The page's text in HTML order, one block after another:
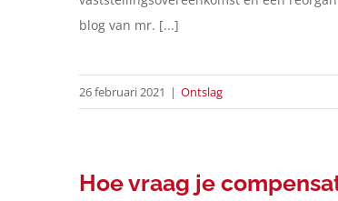
blog van mr. [...]
26 februari 2021 | Ontslag
Hoe vraag je